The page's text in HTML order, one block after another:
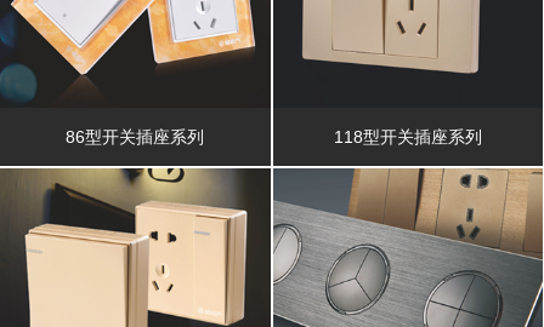
86型开关插座系列 118型开关插座系列